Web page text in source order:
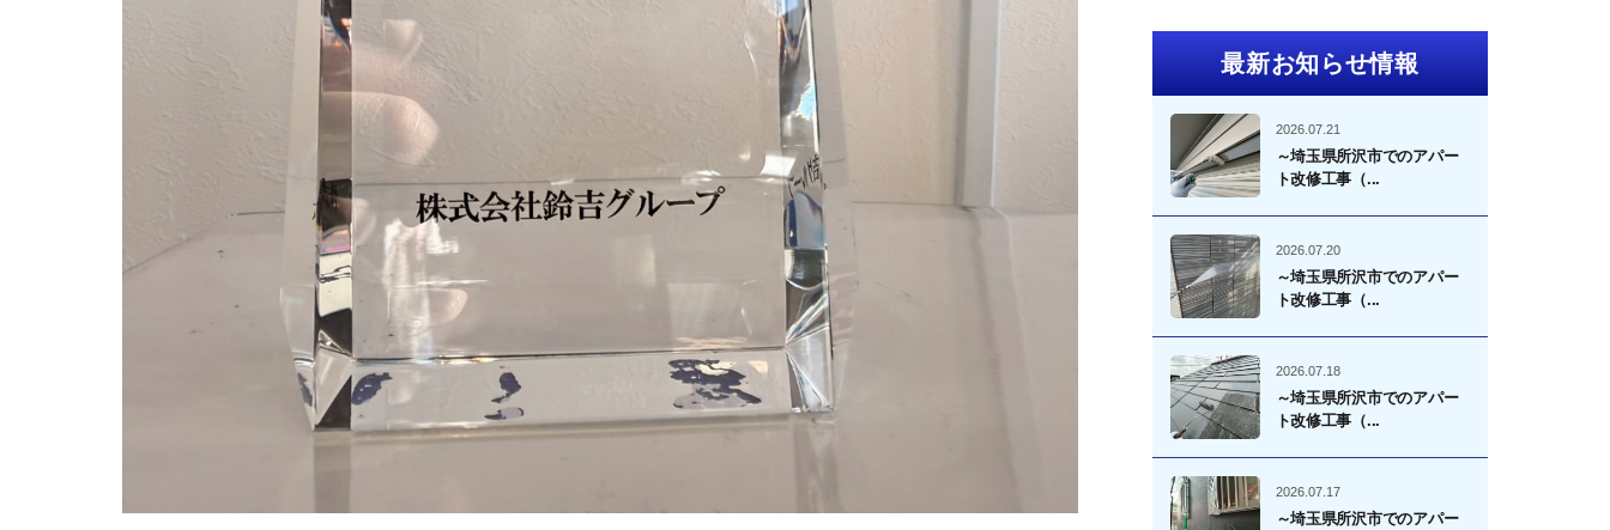
最新お知らせ情報
2026.07.21
～埼玉県所沢市でのアパー
ト改修工事（...
2026.07.20
～埼玉県所沢市でのアパー
ト改修工事（...
2026.07.18
～埼玉県所沢市でのアパー
ト改修工事（...
2026.07.17
～埼玉県所沢市でのアパー